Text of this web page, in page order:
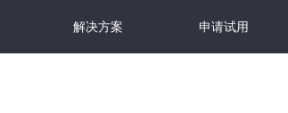
解决方案 申请试用